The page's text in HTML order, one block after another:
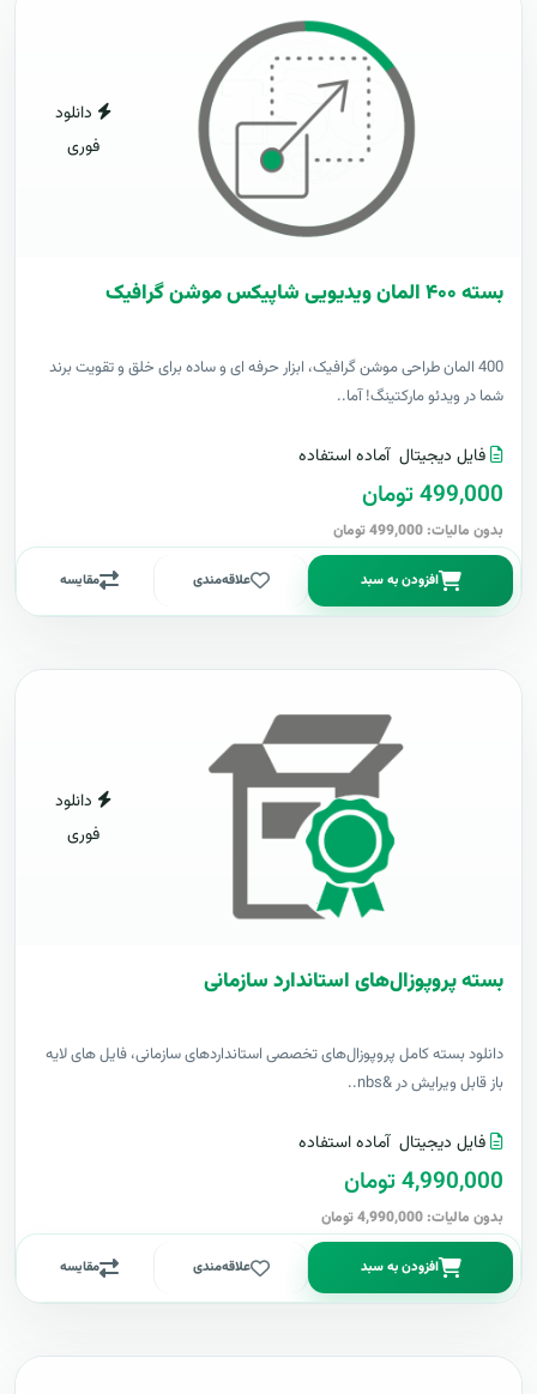
دانلود
فوری
بسته ۴۰۰ المان ویدیویی شاپیکس موشن گرافیک
400 المان طراحی موشن گرافیک، ابزار حرفه ای و ساده برای خلق و تقویت برند
شما در ویدئو مارکتینگ! آما..
فایل دیجیتال آماده استفاده
499,000 تومان
بدون مالیات: 499,000 تومان
افزودن به سبد علاقه‌مندی مقایسه
دانلود
فوری
بسته پروپوزال‌های استاندارد سازمانی
دانلود بسته کامل پروپوزال‌های تخصصی استانداردهای سازمانی، فایل های لایه
باز قابل ویرایش در &nbs..
فایل دیجیتال آماده استفاده
4,990,000 تومان
بدون مالیات: 4,990,000 تومان
افزودن به سبد علاقه‌مندی مقایسه